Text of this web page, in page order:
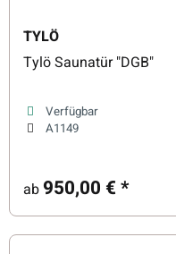
TYLÖ
Tylö Saunatür "DGB"
Verfügbar
A1149
ab950,00 €*